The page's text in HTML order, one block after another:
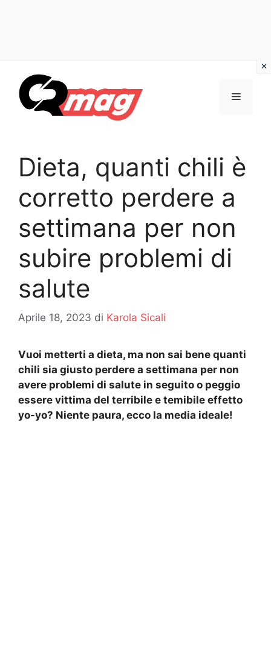
contenuto
Menu
Dieta, quanti chili è
corretto perdere a
settimana per non
subire problemi di
salute
Aprile 18, 2023 di Karola Sicali
Vuoi metterti a dieta, ma non sai bene quanti
chili sia giusto perdere a settimana per non
avere problemi di salute in seguito o peggio
essere vittima del terribile e temibile effetto
yo-yo? Niente paura, ecco la media ideale!